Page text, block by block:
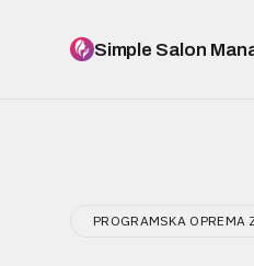
Simple Salon
PROGRAMSKA OPREMA